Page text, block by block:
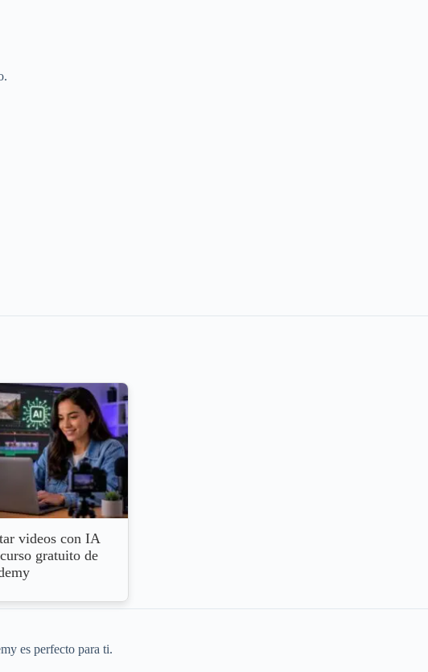
videos con IA
gratuito de
es perfecto para ti.